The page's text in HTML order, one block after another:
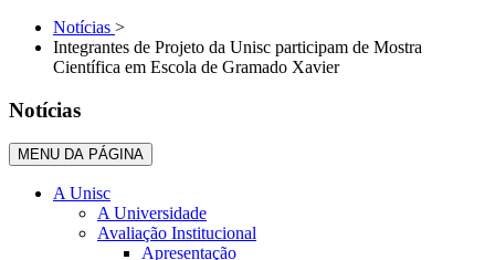
Notícias >
Integrantes de Projeto da Unisc participam de Mostra
Científica em Escola de Gramado Xavier
Notícias
MENU DA PÁGINA
A Unisc
A Universidade
Avaliação Institucional
Apresentação